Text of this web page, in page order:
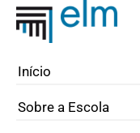
Início
Sobre a Escola